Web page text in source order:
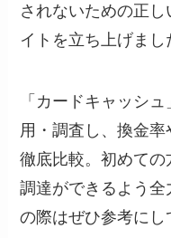
されないための正
イトを立ち上げまし
「カードキャッシ
用・調査し、換金
徹底比較。初めて
調達ができるよう全
の際はぜひ参考にし